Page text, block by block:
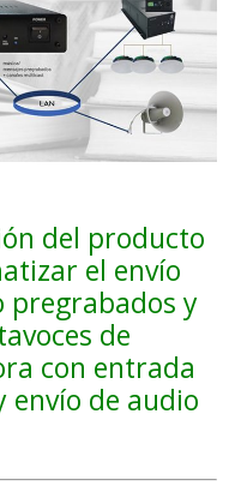
del producto
el envío
pregrabados y
de
con entrada
de audio